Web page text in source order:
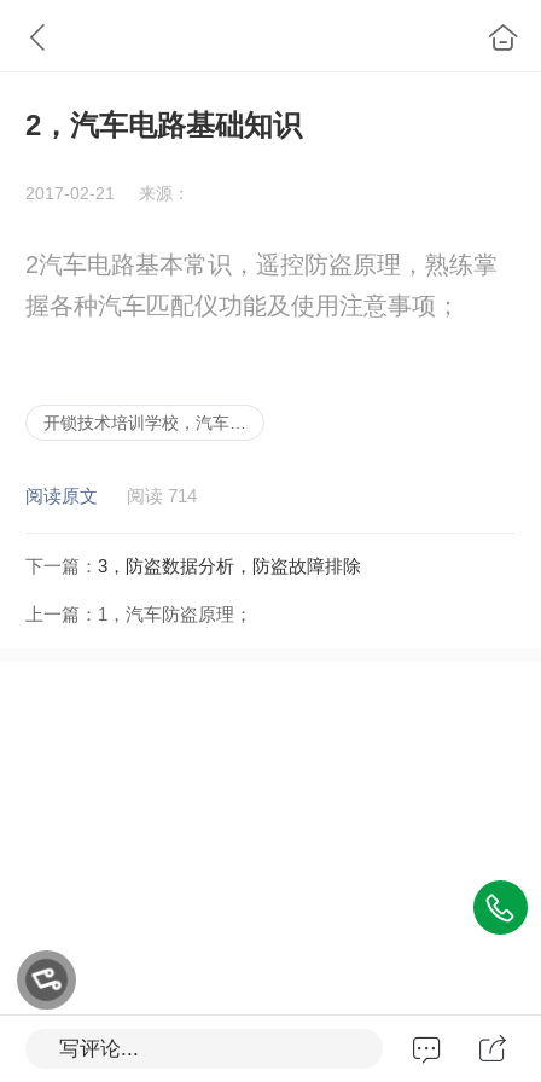
2，汽车电路基础知识
2017-02-21 来源：
2汽车电路基本常识，遥控防盗原理，熟练掌
握各种汽车匹配仪功能及使用注意事项；
阅读原文 阅读 714
下一篇： 3，防盗数据分析，防盗故障排除
上一篇： 1，汽车防盗原理；
写评论...